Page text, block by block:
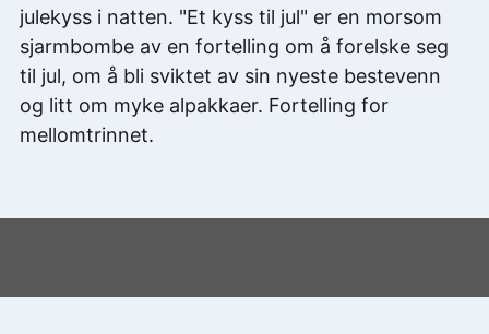
julekyss i natten. "Et kyss til jul" er en morsom
sjarmbombe av en fortelling om å forelske seg
til jul, om å bli sviktet av sin nyeste bestevenn
og litt om myke alpakkaer. Fortelling for
mellomtrinnet.